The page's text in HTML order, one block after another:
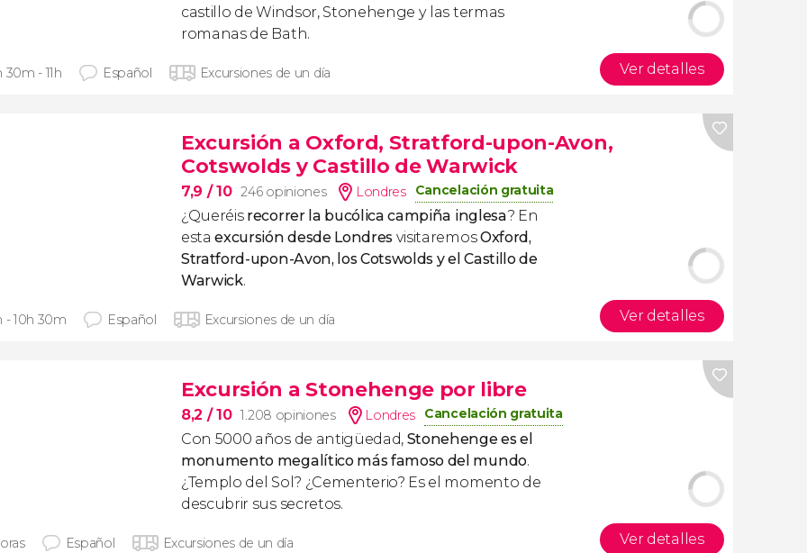
castillo de Windsor, Stonehenge y las termas
romanas de Bath.
30m - 11h Español Excursiones de un día Ver detalles
Excursión a Oxford, Stratford-upon-Avon,
Cotswolds y Castillo de Warwick
7,9 / 10 246 opiniones Londres Cancelación gratuita
¿Queréis recorrer la bucólica campiña inglesa? En
estaexcursión desde Londres visitaremosOxford,
Stratford-upon-Avon, los Cotswolds y el Castillo de
Warwick.
- 10h 30m Español Excursiones de un día Ver detalles
Excursión a Stonehenge por libre
8,2 / 10 1.208 opiniones Londres Cancelación gratuita
Con 5000 años de antigüedad, Stonehenge es el
monumento megalítico más famoso del mundo.
¿Templo del Sol? ¿Cementerio? Es el momento de
descubrir sus secretos.
Español Excursiones de un día Ver detalles